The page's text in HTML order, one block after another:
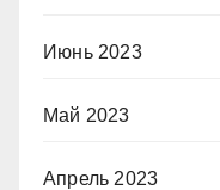
Июнь 2023
Май 2023
Апрель 2023